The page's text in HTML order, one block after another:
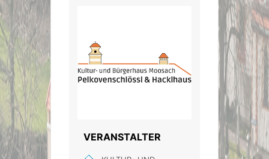
VERANSTALTER